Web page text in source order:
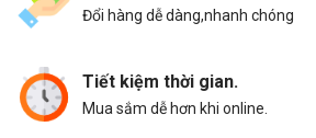
Đổi hàng dễ dàng,nhanh chóng
Tiết kiệm thời gian.
Mua sắm dễ hơn khi online.